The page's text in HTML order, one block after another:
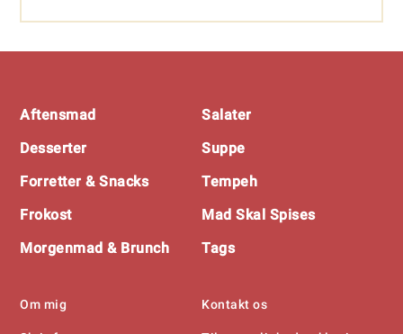
Aftensmad
Desserter
Forretter & Snacks
Frokost
Morgenmad & Brunch
Salater
Suppe
Tempeh
Mad Skal Spises
Tags
Om mig Kontakt os